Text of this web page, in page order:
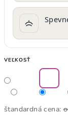
VEĽKOSŤ
štandardná cena: